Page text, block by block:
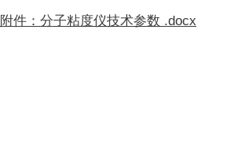
附件：分子粘度仪技术参数 .docx